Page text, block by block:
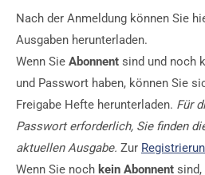
Nach der Anmeldung können Sie
Ausgaben herunterladen.
Wenn Sie Abonnent sind und noch
und Passwort haben, können Sie
Freigabe Hefte herunterladen. Für
Passwort erforderlich, Sie finden
aktuellen Ausgabe. Zur
Wenn Sie noch kein Abonnent sind,